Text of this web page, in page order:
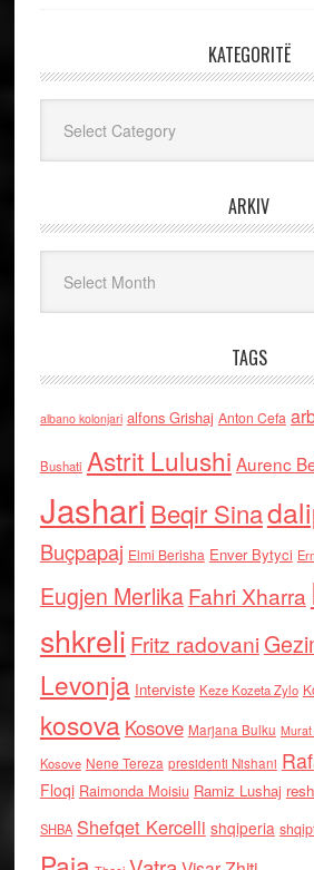
KATEGORITË
ARKIV
TAGS
albano kolonjari alfons Grishaj Anton Cefa
Bushati Astrit Lulushi Aurenc
Jashari Beqir Sina
Buçpapaj Elmi Berisha Enver Bytyci
Eugjen MerlikaFahri Xharra
shkreli Fritz radovani
Levonja Interviste Keze Kozeta Zylo
kosova Kosove Marjana Bulku Murat
Kosove Nene Tereza presidenti Nishani
Floqi Raimonda Moisiu Ramiz Lushaj
SHBA Shefqet Kercelli shqiperia